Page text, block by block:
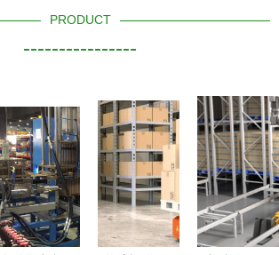
PRODUCT
----------------